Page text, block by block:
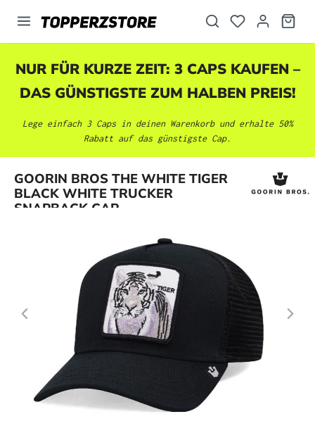
springen
NUR FÜR KURZE ZEIT: 3 CAPS KAUFEN –
DAS GÜNSTIGSTE ZUM HALBEN PREIS!
Lege einfach 3 Caps in deinen Warenkorb und erhalte 50%
Rabatt auf das günstigste Cap.
GOORIN BROS THE WHITE TIGER
BLACK WHITE TRUCKER
SNAPBACK CAP
Bildergalerie überspringen